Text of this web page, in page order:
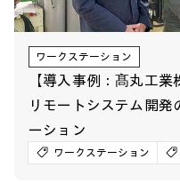
ワークステーション
【導入事例：髙丸工
リモートシステム開
ーション
ワークステーション